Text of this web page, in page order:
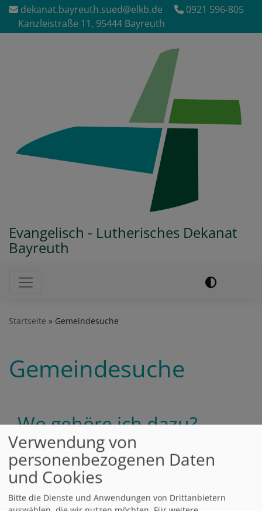
Direkt
zum
Inhalt
dekanat.bayreuth.sued@elkb.de
0921 596-805
Kanzleistraße 11, 95444 Bayreuth
Evangelisch - Lutherisches Dekanat
Bayreuth
Hauptnavigation
Startseite Gemeindesuche
Gemeindesuche
Wo gehöre ich dazu?
Sie suchen Kontakt zu
Ihrer
Kirchengemeinde?
Sie wollen wissen,
Verwendung von
personenbezogenen Daten
und Cookies
Bitte die Dienste und Anwendungen von Drittanbietern